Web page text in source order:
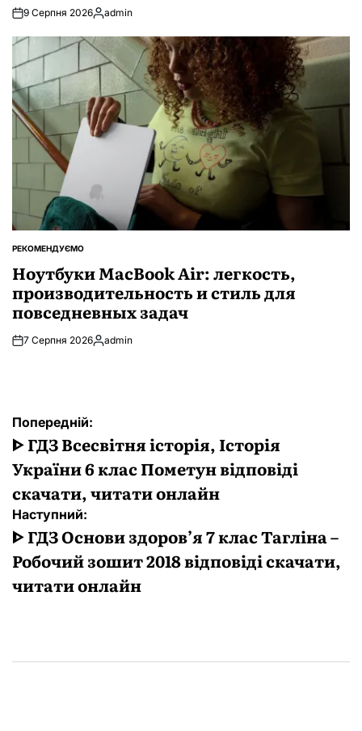
9 Серпня 2026Опубліковано
admin
ОПУБЛІКУВАТИ
РЕКОМЕНДУЄМО
Ноутбуки MacBook Air: легкость,
производительность и стиль для
повседневных задач
7 Серпня 2026Опубліковано
admin
Навігація
записів
Попередній:
ᐈ ГДЗ Всесвітня історія, Історія
України 6 клас Пометун відповіді
скачати, читати онлайн
Наступний:
ᐈ ГДЗ Основи здоров’я 7 клас Тагліна –
Робочий зошит 2018 відповіді скачати,
читати онлайн